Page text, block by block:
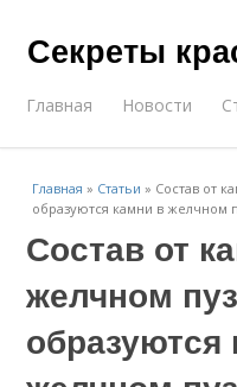
Секреты
Главная Новости
Главная » Статьи » Состав от
образуются камни в желчном
Состав от
желчном
образуются